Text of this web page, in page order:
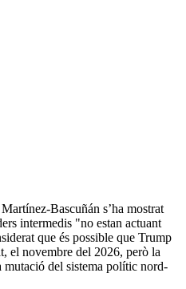
Bascuñán s’ha mostrat
intermedis "no estan actuant
que és possible que Trump
el novembre del 2026, però la
mutació del sistema polític nord-